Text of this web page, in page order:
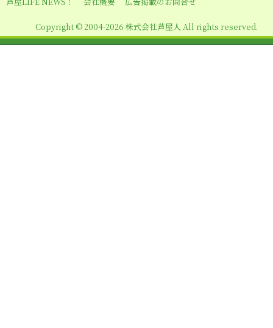
ン
Copyright © 2004-2026 株式会社芦屋人 All rights reserved.